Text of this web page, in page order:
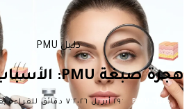
دليل PMU
هجرة صبغة PMU: الأسباب والوقاية
دليل PMU · ٢٩ أبريل ٢٠٢٦ · ٧ دقائق للقراءة ·